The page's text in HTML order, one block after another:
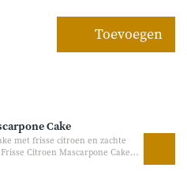
Toevoegen
Cake
met frisse citroen en zachte
Citroen Mascarpone Cake
zachte cake met een frisse
tonen van mascarpone. Perfect